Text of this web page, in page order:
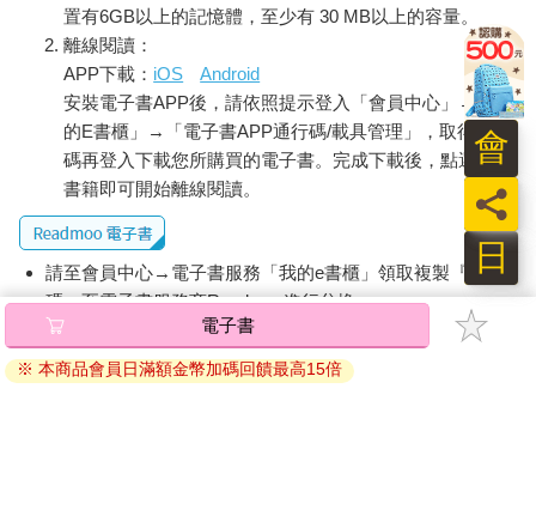
置有6GB以上的記憶體，至少有 30 MB以上的容量。
離線閱讀：
APP下載： iOS
Android
安裝電子書APP後，請依照提示登入「會員中心」→「我
的E書櫃」→「電子書APP通行碼/載具管理」，取得通行
碼再登入下載您所購買的電子書。完成下載後，點選任一
書籍即可開始離線閱讀。
請至會員中心→電子書服務「我的e書櫃」領取複製『兌換
碼』至電子書服務商Readmoo進行兌換。
退換貨須知：
因版權保護，您在金石堂所購買的電子書僅能以金石堂專屬
電子書
※ 本商品會員日滿額金幣加碼回饋最高15倍
日
員
會